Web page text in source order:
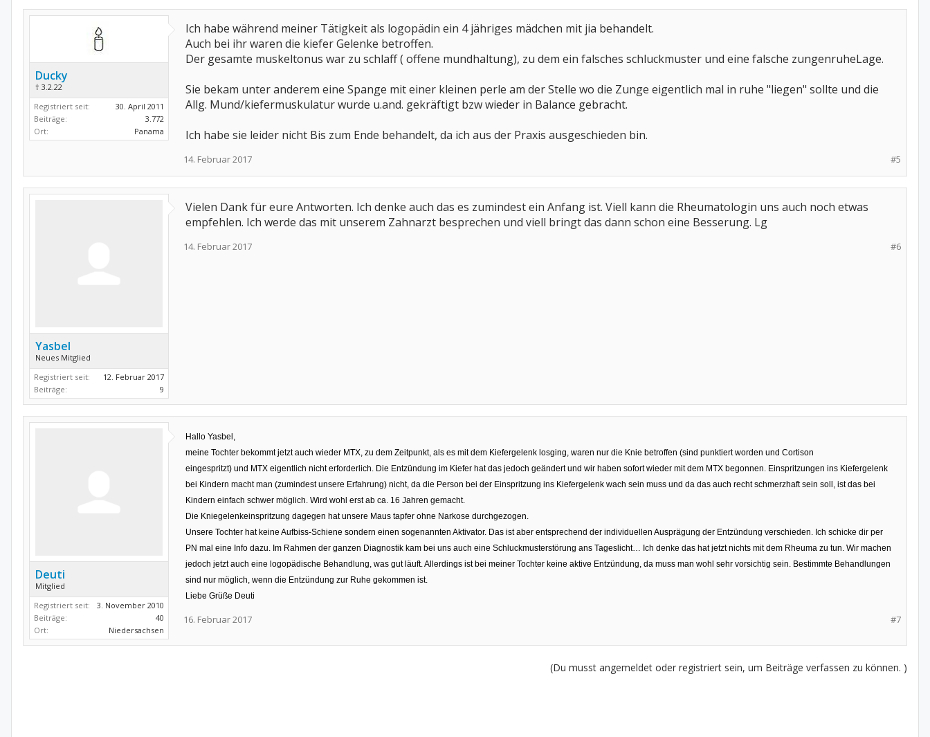
Ducky
† 3.2.22
Registriert seit:
30. April 2011
Beiträge:
3.772
Ort:
Panama
Ich habe während meiner Tätigkeit als logopädin ein 4 jähriges mädchen mit jia behandelt.
Auch bei ihr waren die kiefer Gelenke betroffen.
Der gesamte muskeltonus war zu schlaff ( offene mundhaltung), zu dem ein falsches schluckmuster und eine falsche zungenruheLage.
Sie bekam unter anderem eine Spange mit einer kleinen perle am der Stelle wo die Zunge eigentlich mal in ruhe "liegen" sollte und die
Allg. Mund/kiefermuskulatur wurde u.and. gekräftigt bzw wieder in Balance gebracht.
Ich habe sie leider nicht Bis zum Ende behandelt, da ich aus der Praxis ausgeschieden bin.
#5
14. Februar 2017
Yasbel
Neues Mitglied
Registriert seit:
12. Februar 2017
Beiträge:
9
Vielen Dank für eure Antworten. Ich denke auch das es zumindest ein Anfang ist. Viell kann die Rheumatologin uns auch noch etwas
empfehlen. Ich werde das mit unserem Zahnarzt besprechen und viell bringt das dann schon eine Besserung. Lg
#6
14. Februar 2017
Deuti
Mitglied
Registriert seit:
3. November 2010
Beiträge:
40
Ort:
Niedersachsen
Hallo Yasbel,
meine Tochter bekommt jetzt auch wieder MTX, zu dem Zeitpunkt, als es mit dem Kiefergelenk losging, waren nur die Knie betroffen (sind punktiert worden und Cortison
eingespritzt) und MTX eigentlich nicht erforderlich. Die Entzündung im Kiefer hat das jedoch geändert und wir haben sofort wieder mit dem MTX begonnen. Einspritzungen ins Kiefergelenk
bei Kindern macht man (zumindest unsere Erfahrung) nicht, da die Person bei der Einspritzung ins Kiefergelenk wach sein muss und da das auch recht schmerzhaft sein soll, ist das bei
Kindern einfach schwer möglich. Wird wohl erst ab ca. 16 Jahren gemacht.
Die Kniegelenkeinspritzung dagegen hat unsere Maus tapfer ohne Narkose durchgezogen.
Unsere Tochter hat keine Aufbiss-Schiene sondern einen sogenannten Aktivator. Das ist aber entsprechend der individuellen Ausprägung der Entzündung verschieden. Ich schicke dir per
PN mal eine Info dazu. Im Rahmen der ganzen Diagnostik kam bei uns auch eine Schluckmusterstörung ans Tageslicht… Ich denke das hat jetzt nichts mit dem Rheuma zu tun. Wir machen
jedoch jetzt auch eine logopädische Behandlung, was gut läuft. Allerdings ist bei meiner Tochter keine aktive Entzündung, da muss man wohl sehr vorsichtig sein. Bestimmte Behandlungen
sind nur möglich, wenn die Entzündung zur Ruhe gekommen ist.
Liebe Grüße Deuti
#7
16. Februar 2017
(Du musst angemeldet oder registriert sein, um Beiträge verfassen zu können. )